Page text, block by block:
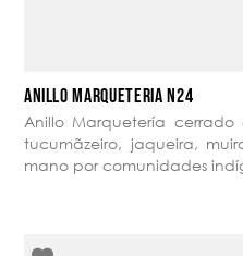
ANILLO MARQUETERÍA N24
Anillo Marquetería
tucumãzeiro, jaqueira,
mano por comunidades